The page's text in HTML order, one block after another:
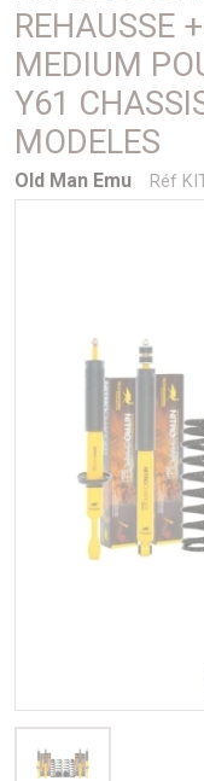
REHAUSSE
MEDIUM
Y61
MODELES
Old Man Emu Réf